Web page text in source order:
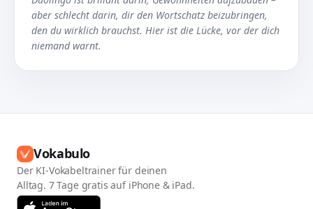
aber schlecht darin, dir den Wortschatz beizubringen,
den du wirklich brauchst. Hier ist die Lücke, vor der dich
niemand warnt.
Vokabulo
Der KI-Vokabeltrainer für deinen
Alltag. 7 Tage gratis auf iPhone & iPad.